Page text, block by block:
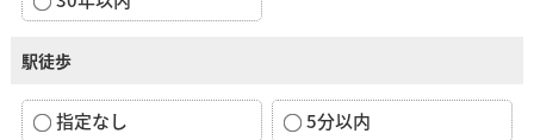
駅徒歩
指定なし
5分以内